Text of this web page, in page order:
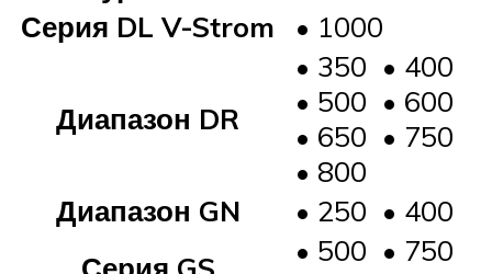
Серия DL V-Strom
• 1000
Диапазон DR
• 350 • 400
• 500 • 600
• 650 • 750
• 800
Диапазон GN
• 250 • 400
• 500 • 750